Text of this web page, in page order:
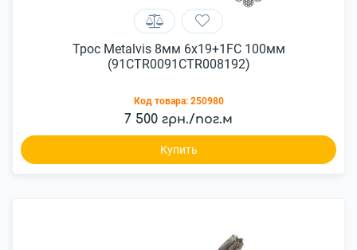
Трос Metalvis 8мм 6х19+1FC 100мм
(91CTR0091CTR008192)
Код товара: 250980
7 500 грн./пог.м
Купить